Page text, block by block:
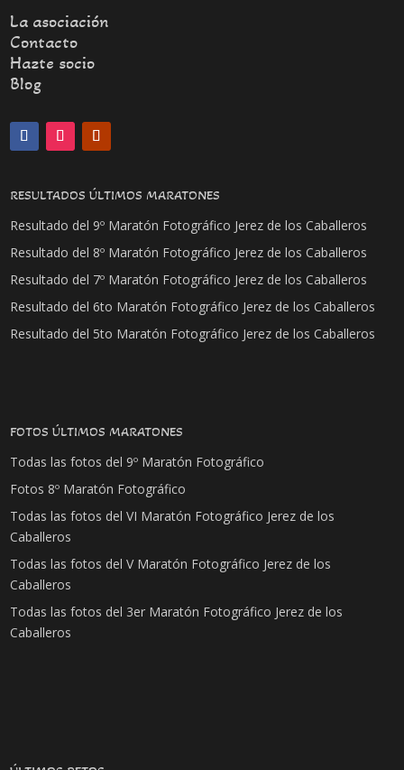
La asociación
Contacto
Hazte socio
Blog
RESULTADOS ÚLTIMOS MARATONES
Resultado del 9º Maratón Fotográfico Jerez de los Caballeros
Resultado del 8º Maratón Fotográfico Jerez de los Caballeros
Resultado del 7º Maratón Fotográfico Jerez de los Caballeros
Resultado del 6to Maratón Fotográfico Jerez de los Caballeros
Resultado del 5to Maratón Fotográfico Jerez de los Caballeros
FOTOS ÚLTIMOS MARATONES
Todas las fotos del 9º Maratón Fotográfico
Fotos 8º Maratón Fotográfico
Todas las fotos del VI Maratón Fotográfico Jerez de los
Caballeros
Todas las fotos del V Maratón Fotográfico Jerez de los
Caballeros
Todas las fotos del 3er Maratón Fotográfico Jerez de los
Caballeros